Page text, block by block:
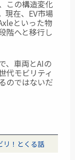
この構造変化
現在、EV市場
といった物
階へと移行し
、車両とAIの
代モビリティ
のではないだ
！とくる話